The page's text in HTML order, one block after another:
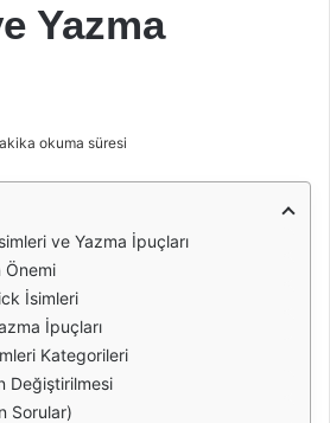
Yazma
okuma süresi
ve Yazma İpuçları
Önemi
İsimleri
İpuçları
Kategorileri
Değiştirilmesi
Sorular)